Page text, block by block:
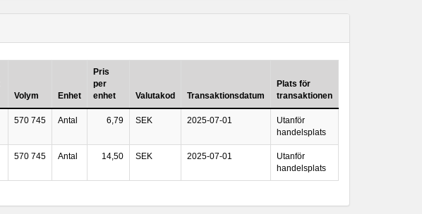
Volym Enhet
Pris
per
enhet
Valutakod Transaktionsdatum
Plats för
transaktionen
570 745 Antal 6,79 SEK 2025-07-01
Utanför
handelsplats
570 745 Antal 14,50 SEK 2025-07-01
Utanför
handelsplats